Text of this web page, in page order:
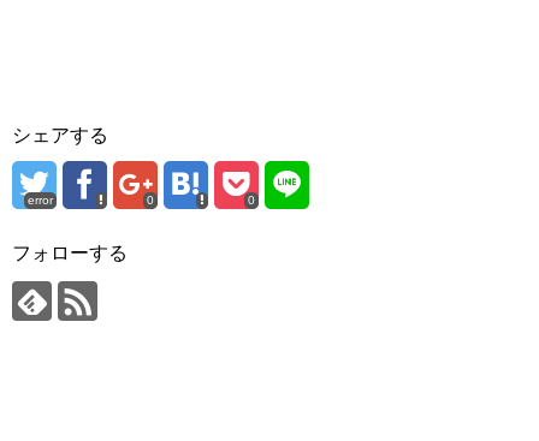
シェアする
error 0 0
フォローする